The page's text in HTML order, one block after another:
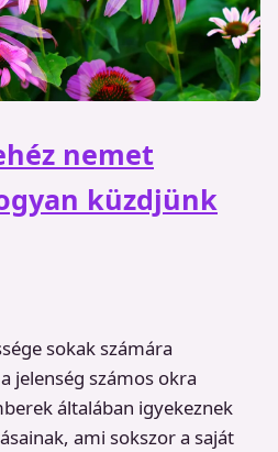
nemet
küzdjünk
sokak számára
jelenség számos okra
általában igyekeznek
ami sokszor a saját